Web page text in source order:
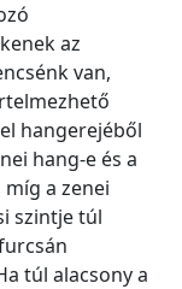
az
van,
hangerejéből
hang-e és a
a zenei
szintje túl
túl alacsony a